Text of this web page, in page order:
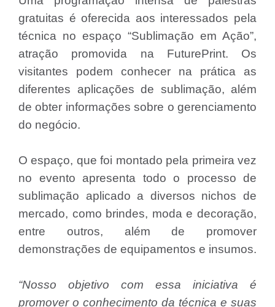
gratuitas é oferecida aos interessados pela
técnica no espaço “Sublimação em Ação”,
atração promovida na FuturePrint. Os
visitantes podem conhecer na prática as
diferentes aplicações de sublimação, além
de obter informações sobre o gerenciamento
do negócio.
O espaço, que foi montado pela primeira vez
no evento apresenta todo o processo de
sublimação aplicado a diversos nichos de
mercado, como brindes, moda e decoração,
entre outros, além de promover
demonstrações de equipamentos e insumos.
“Nosso objetivo com essa iniciativa é
promover o conhecimento da técnica e suas